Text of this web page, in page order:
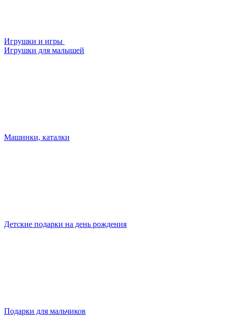
Игрушки и игры
Игрушки для малышей
Машинки, каталки
Детские подарки на день рождения
Подарки для мальчиков